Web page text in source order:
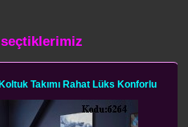
Takımı Rahat Lüks Konforlu